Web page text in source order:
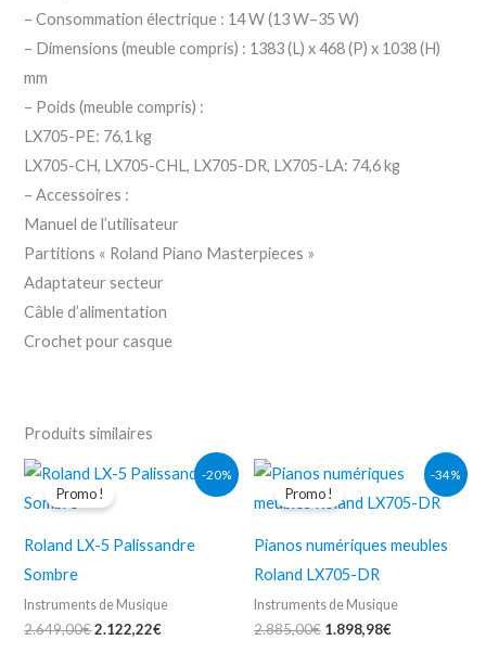
– Consommation électrique : 14 W (13 W–35 W)
– Dimensions (meuble compris) : 1383 (L) x 468 (P) x 1038 (H)
mm
– Poids (meuble compris) :
LX705-PE: 76,1 kg
LX705-CH, LX705-CHL, LX705-DR, LX705-LA: 74,6 kg
– Accessoires :
Manuel de l’utilisateur
Partitions « Roland Piano Masterpieces »
Adaptateur secteur
Câble d’alimentation
Crochet pour casque
Produits similaires
-20%
Promo !
Roland LX-5 Palissandre
Sombre
Instruments de Musique
2.649,00€
Le
prix
initial
2.649,00€.
2.122,22€
prix
2.122,22€.
-34%
Promo !
Pianos numériques meubles
Roland LX705-DR
Instruments de Musique
2.885,00€
prix
initial
2.885,00€.
1.898,98€
prix
actuel
1.898,98€.